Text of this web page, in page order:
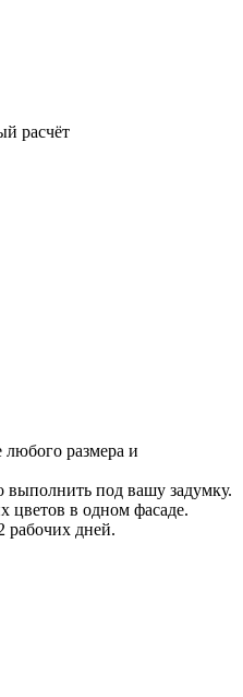
расчёт
размера и
выполнить под вашу задумку.
цветов в одном фасаде.
рабочих дней.